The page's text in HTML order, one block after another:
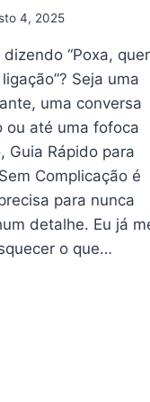
4, 2025
“Poxa,
Seja uma
uma conversa
ou até uma fofoca
Guia Rápido para
Complicação é
para nunca
detalhe. Eu já
o que…